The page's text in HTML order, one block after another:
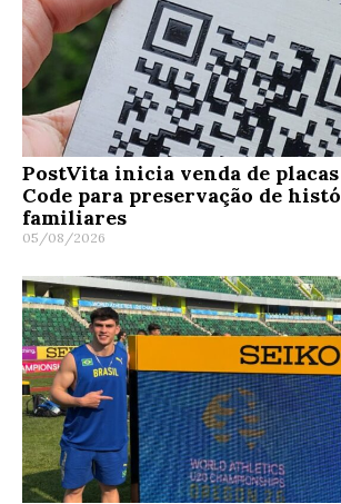
PostVita inicia venda de placas
Code para preservação de
familiares
05/08/2026